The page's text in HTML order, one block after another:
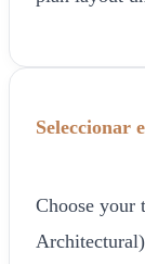
Seleccionar
Choose your